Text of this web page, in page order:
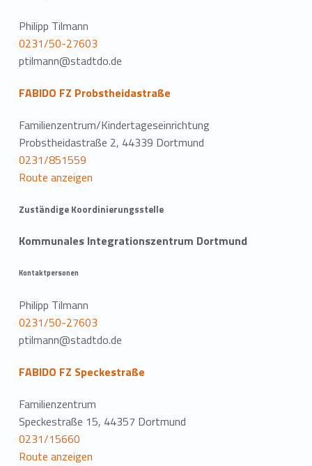
Philipp Tilmann
0231/50-27603
ptilmann@stadtdo.de
FABIDO FZ Probstheidastraße
Familienzentrum/Kindertageseinrichtung
Probstheidastraße 2, 44339 Dortmund
0231/851559
Route anzeigen
Zuständige Koordinierungsstelle
Kommunales Integrationszentrum Dortmund
Kontaktpersonen
Philipp Tilmann
0231/50-27603
ptilmann@stadtdo.de
FABIDO FZ Speckestraße
Familienzentrum
Speckestraße 15, 44357 Dortmund
0231/15660
Route anzeigen